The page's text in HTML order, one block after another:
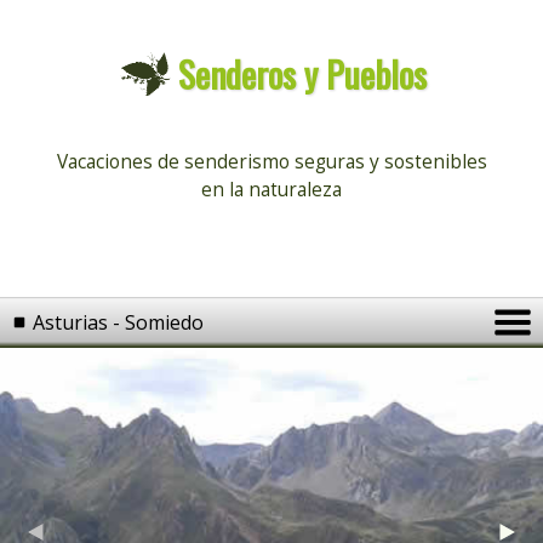
Senderos y Pueblos
Vacaciones de senderismo seguras y sostenibles
en la naturaleza
Asturias - Somiedo